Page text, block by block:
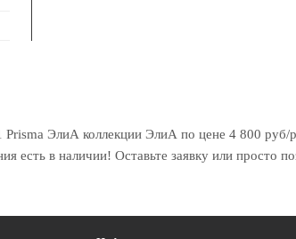
ЭлиА коллекции ЭлиА по цене 4 800
в наличии! Оставьте заявку или просто